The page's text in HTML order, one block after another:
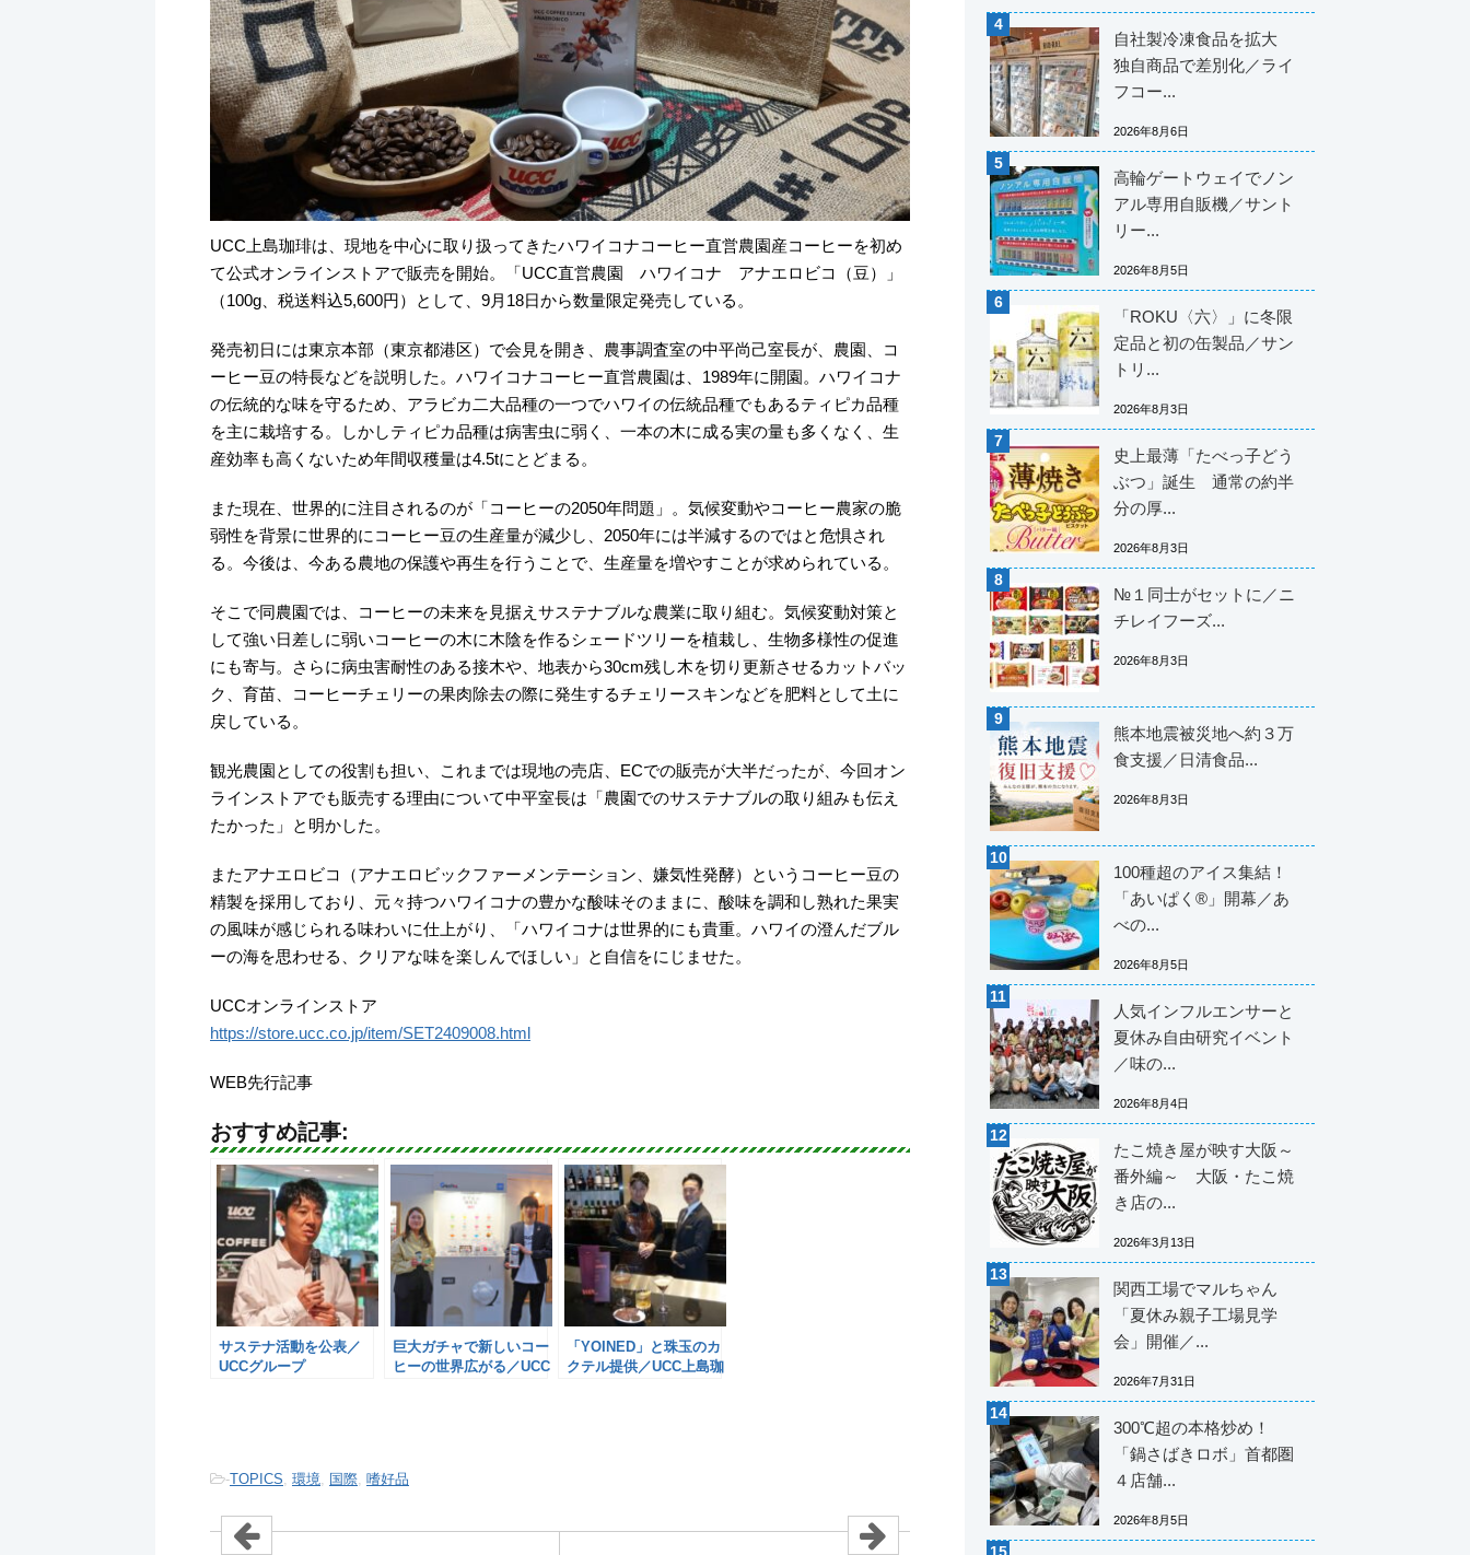
UCC上島珈琲は、現地を中心に取り扱ってきたハワイコナコーヒー直営農園産コーヒーを初め
て公式オンラインストアで販売を開始。「UCC直営農園 ハワイコナ アナエロビコ（豆）」
（100g、税送料込5,600円）として、9月18日から数量限定発売している。
発売初日には東京本部（東京都港区）で会見を開き、農事調査室の中平尚己室長が、農園、コ
ーヒー豆の特長などを説明した。ハワイコナコーヒー直営農園は、1989年に開園。ハワイコナ
の伝統的な味を守るため、アラビカ二大品種の一つでハワイの伝統品種でもあるティピカ品種
を主に栽培する。しかしティピカ品種は病害虫に弱く、一本の木に成る実の量も多くなく、生
産効率も高くないため年間収穫量は4.5tにとどまる。
また現在、世界的に注目されるのが「コーヒーの2050年問題」。気候変動やコーヒー農家の脆
弱性を背景に世界的にコーヒー豆の生産量が減少し、2050年には半減するのではと危惧され
る。今後は、今ある農地の保護や再生を行うことで、生産量を増やすことが求められている。
そこで同農園では、コーヒーの未来を見据えサステナブルな農業に取り組む。気候変動対策と
して強い日差しに弱いコーヒーの木に木陰を作るシェードツリーを植栽し、生物多様性の促進
にも寄与。さらに病虫害耐性のある接木や、地表から30cm残し木を切り更新させるカットバッ
ク、育苗、コーヒーチェリーの果肉除去の際に発生するチェリースキンなどを肥料として土に
戻している。
観光農園としての役割も担い、これまでは現地の売店、ECでの販売が大半だったが、今回オン
ラインストアでも販売する理由について中平室長は「農園でのサステナブルの取り組みも伝え
たかった」と明かした。
またアナエロビコ（アナエロビックファーメンテーション、嫌気性発酵）というコーヒー豆の
精製を採用しており、元々持つハワイコナの豊かな酸味そのままに、酸味を調和し熟れた果実
の風味が感じられる味わいに仕上がり、「ハワイコナは世界的にも貴重。ハワイの澄んだブル
ーの海を思わせる、クリアな味を楽しんでほしい」と自信をにじませた。
UCCオンラインストア
https://store.ucc.co.jp/item/SET2409008.html
WEB先行記事
おすすめ記事:
サステナ活動を公表／
UCCグループ
巨大ガチャで新しいコー
ヒーの世界広がる／UCC
「YOINED」と珠玉のカ
クテル提供／UCC上島珈
-TOPICS 環境 国際 嗜好品
自社製冷凍食品を拡大
独自商品で差別化／ライ
フコー...
2026年8月6日
高輪ゲートウェイでノン
アル専用自販機／サント
リー...
2026年8月5日
「ROKU〈六〉」に冬限
定品と初の缶製品／サン
トリ...
2026年8月3日
史上最薄「たべっ子どう
ぶつ」誕生 通常の約半
分の厚...
2026年8月3日
№１同士がセットに／ニ
チレイフーズ...
2026年8月3日
熊本地震被災地へ約３万
食支援／日清食品...
2026年8月3日
100種超のアイス集結！
「あいぱく®」開幕／あ
べの...
2026年8月5日
人気インフルエンサーと
夏休み自由研究イベント
／味の...
2026年8月4日
たこ焼き屋が映す大阪～
番外編～ 大阪・たこ焼
き店の...
2026年3月13日
関西工場でマルちゃん
「夏休み親子工場見学
会」開催／...
2026年7月31日
300℃超の本格炒め！
「鍋さばきロボ」首都圏
４店舗...
2026年8月5日